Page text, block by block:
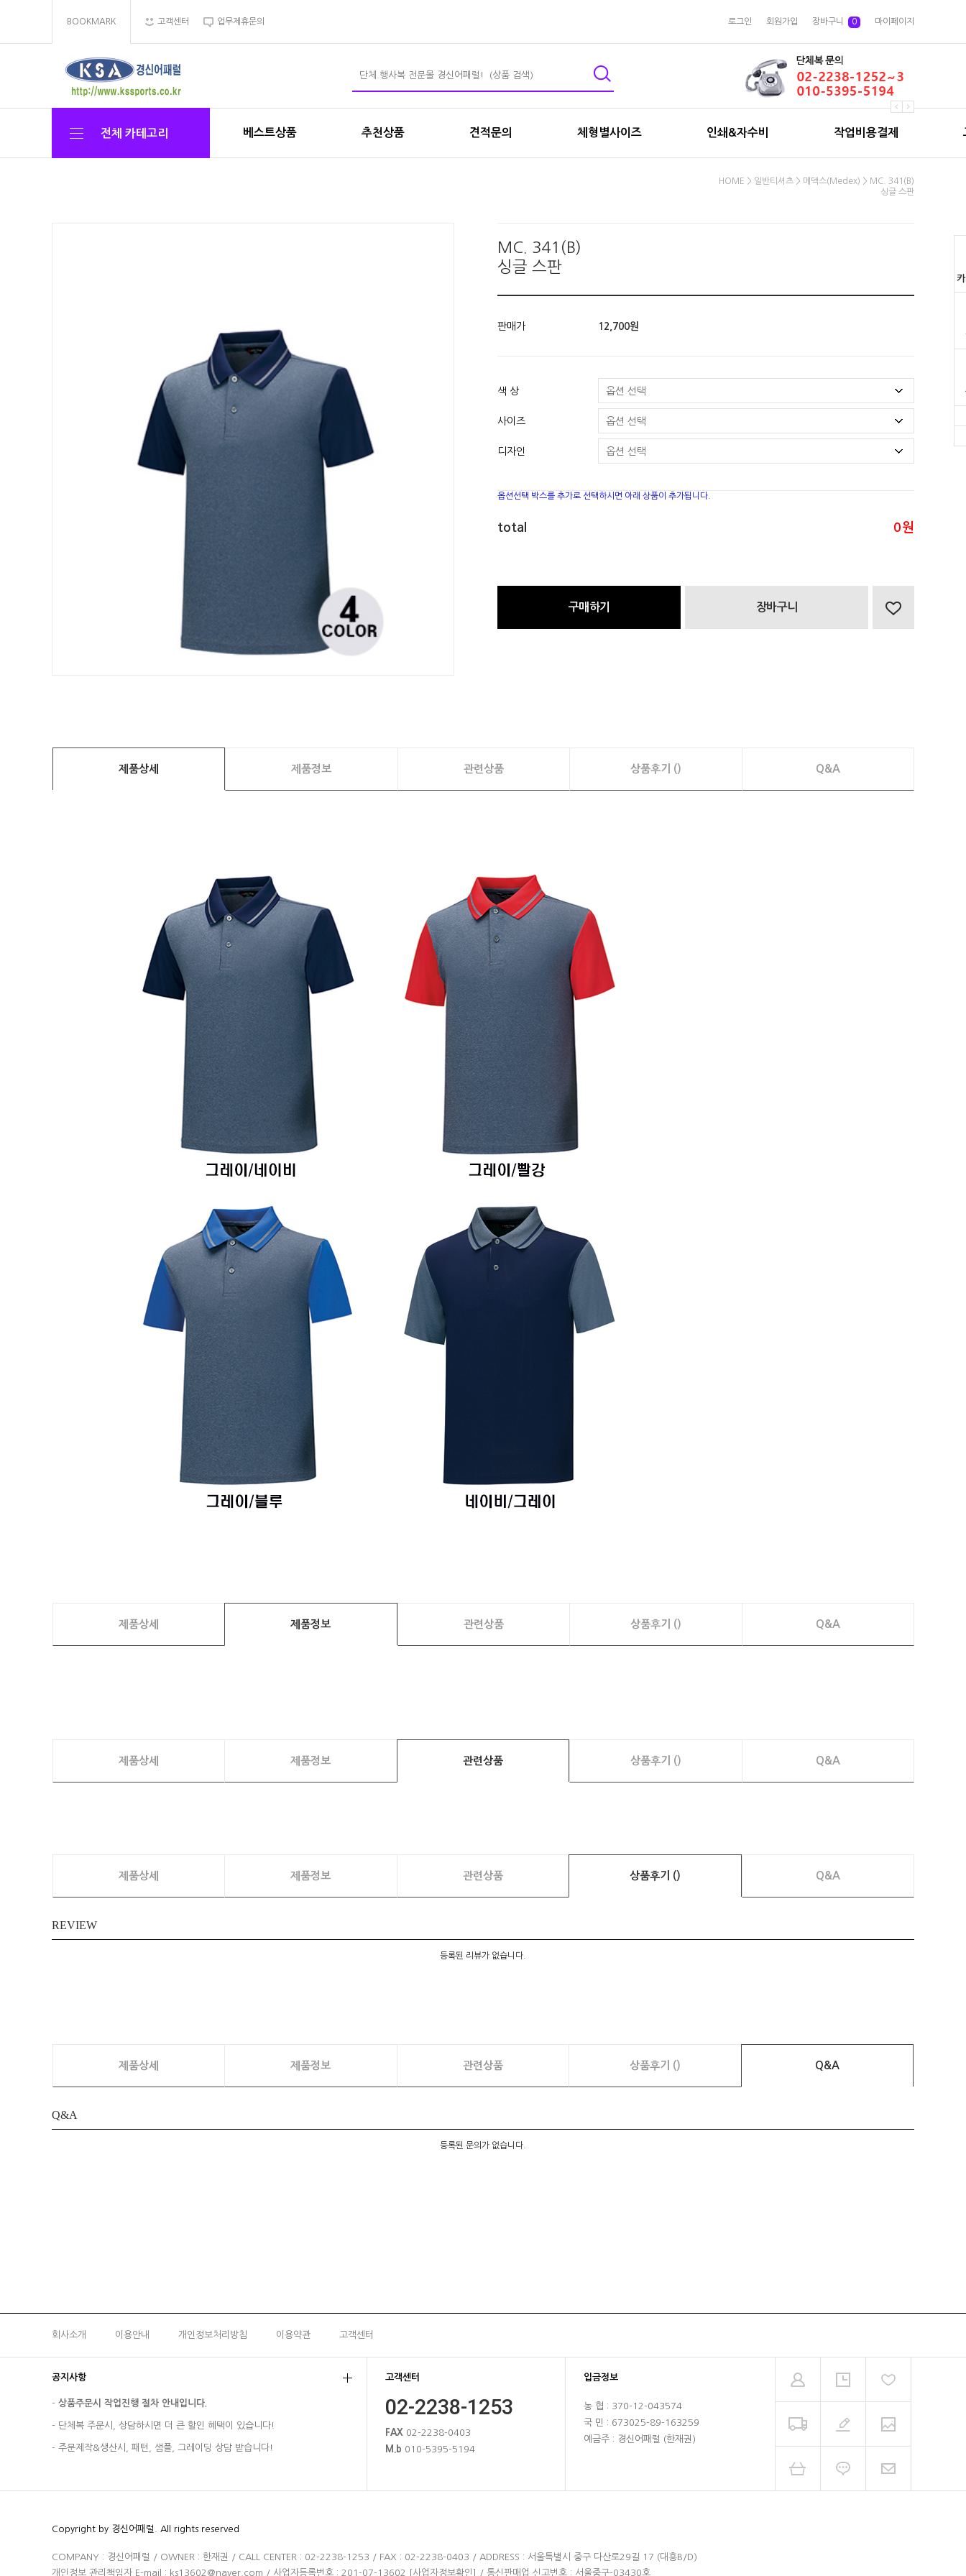
BOOKMARK 고객센터 업무제휴문의 로그인 회원가입 장바구니 0 마이페이지
전체 카테고리 베스트상품 추천상품 견적문의 체형별사이즈 인쇄&자수비 작업비용결제
HOME > 일반티셔츠 > 메덱스(Medex) > MC. 341(B)
싱글 스판
MC. 341(B)
싱글 스판
판매가 12,700원
색 상
사이즈
디자인
옵션선택 박스를 추가로 선택하시면 아래 상품이 추가됩니다.
total 0원
구매하기 장바구니
제품상세 제품정보 관련상품 상품후기 () Q&A
제품상세 제품정보 관련상품 상품후기 () Q&A
제품상세 제품정보 관련상품 상품후기 () Q&A
제품상세 제품정보 관련상품 상품후기 () Q&A
REVIEW
등록된 리뷰가 없습니다.
제품상세 제품정보 관련상품 상품후기 () Q&A
Q&A
등록된 문의가 없습니다.
회사소개 이용안내 개인정보처리방침 이용약관 고객센터
공지사항
- 상품주문시 작업진행 절차 안내입니다.
- 단체복 주문시, 상담하시면 더 큰 할인 혜택이 있습니다!
- 주문제작&생산시, 패턴, 샘플, 그레이딩 상담 받습니다!
고객센터
02-2238-1253
FAX 02-2238-0403
M.b 010-5395-5194
입금정보
농 협 : 370-12-043574
국 민 : 673025-89-163259
예금주 : 경신어패럴 (한재권)
Copyright by 경신어패럴. All rights reserved
COMPANY : 경신어패럴 / OWNER : 한재권 / CALL CENTER : 02-2238-1253 / FAX : 02-2238-0403 / ADDRESS : 서울특별시 중구 다산로29길 17 (대흥B/D)
개인정보 관리책임자 E-mail : ks13602@naver.com / 사업자등록번호 : 201-07-13602 [사업자정보확인] / 통신판매업 신고번호 : 서울중구-03430호